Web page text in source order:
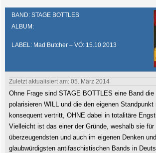
BAND: STAGE BOTTLES
ALBUM:
LABEL: Mad Butcher – VÖ: 15.10.2013
Zuletzt aktualisiert am: 05. März 2014
Ohne Frage sind STAGE BOTTLES eine Band
polarisieren WILL und die den eigenen Standpunkt
konsequent vertritt, OHNE dabei in totalitäre
Vielleicht ist das einer der Gründe, weshalb sie
überzeugendsten und auch im eigenen Denken
glaubwürdigsten antifaschistischen Bands in